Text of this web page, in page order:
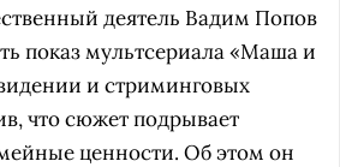
деятель Вадим Попов
показ мультсериала «Маша и
и стриминговых
что сюжет подрывает
ценности. Об этом он